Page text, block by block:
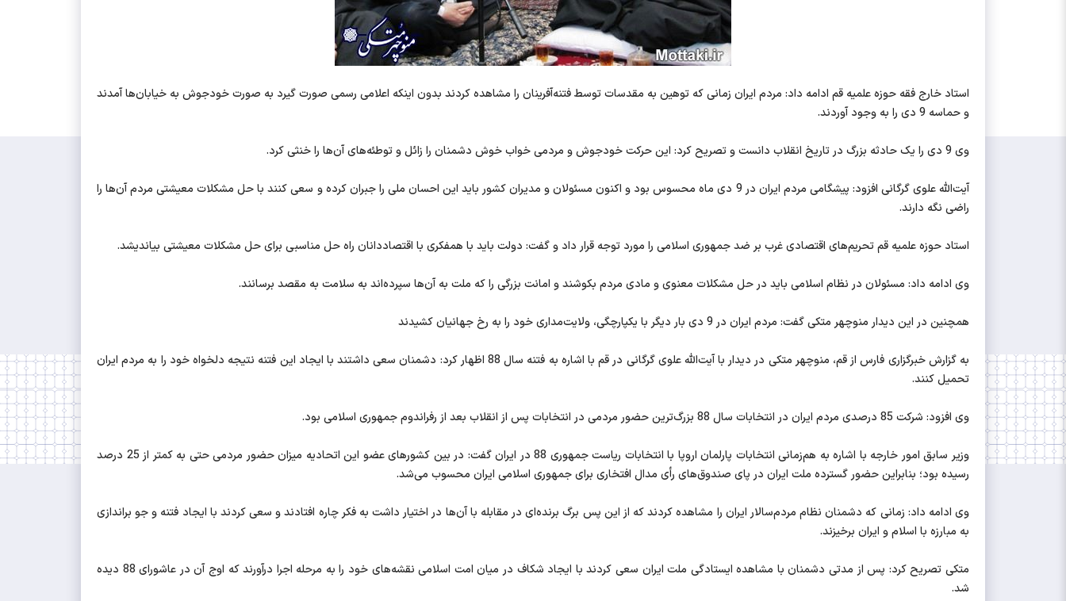
استاد خارج فقه حوزه علمیه قم ادامه داد: مردم ایران زمانی که توهین به مقدسات توسط فتنه‌آفرینان را مشاهده کردند بدون اینکه اعلامی رسمی صورت گیرد به صورت خودجوش به خیابان‌ها آمدند
و حماسه 9 دی را به وجود آوردند.
وی 9 دی را یک حادثه بزرگ در تاریخ انقلاب دانست و تصریح کرد: این حرکت خودجوش و مردمی خواب خوش دشمنان را زائل و توطئه‌های آن‌ها را خنثی کرد.
آیت‌الله علوی گرگانی افزود: پیشگامی مردم ایران در 9 دی ماه محسوس بود و اکنون مسئولان و مدیران کشور باید این احسان ملی را جبران کرده و سعی کنند با حل مشکلات معیشتی مردم آن‌ها را
راضی نگه دارند.
استاد حوزه علمیه قم تحریم‌های اقتصادی غرب بر ضد جمهوری اسلامی را مورد توجه قرار داد و گفت: دولت باید با همفکری با اقتصاددانان راه حل مناسبی برای حل مشکلات معیشتی بیاندیشد.
وی ادامه داد: مسئولان در نظام اسلامی باید در حل مشکلات معنوی و مادی مردم بکوشند و امانت بزرگی را که ملت به آن‌ها سپرده‌اند به سلامت به مقصد برسانند.
همچنین در این دیدار منوچهر متکی گفت: مردم ایران در 9 دی بار دیگر با یکپارچگی، ولایت‌مداری خود را به رخ جهانیان کشیدند
به گزارش خبرگزاری فارس از قم، منوچهر متکی در دیدار با آیت‌الله علوی گرگانی در قم با اشاره به فتنه سال 88 اظهار کرد: دشمنان سعی داشتند با ایجاد این فتنه نتیجه دلخواه خود را به مردم ایران
تحمیل کنند.
وی افزود: شرکت 85 درصدی مردم ایران در انتخابات سال 88 بزرگ‌ترین حضور مردمی در انتخابات پس از انقلاب بعد از رفراندوم جمهوری اسلامی بود.
وزیر سابق امور خارجه با اشاره به هم‌زمانی انتخابات پارلمان اروپا با انتخابات ریاست جمهوری 88 در ایران گفت: در بین کشورهای عضو این اتحادیه میزان حضور مردمی حتی به کمتر از 25 درصد
رسیده بود؛ بنابراین حضور گسترده ملت ایران در پای صندوق‌های رأی مدال افتخاری برای جمهوری اسلامی ایران محسوب می‌شد.
وی ادامه داد: زمانی که دشمنان نظام مردم‌سالار ایران را مشاهده کردند که از این پس برگ برنده‌ای در مقابله با آن‌ها در اختیار داشت به فکر چاره افتادند و سعی کردند با ایجاد فتنه و جو براندازی
به مبارزه با اسلام و ایران برخیزند.
متکی تصریح کرد: پس از مدتی دشمنان با مشاهده ایستادگی ملت ایران سعی کردند با ایجاد شکاف در میان امت اسلامی نقشه‌های خود را به مرحله اجرا درآورند که اوج آن در عاشورای 88 دیده
شد.